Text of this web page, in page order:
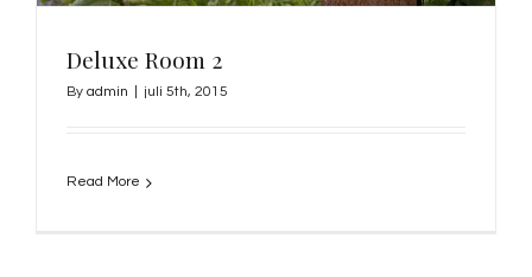
Deluxe Room 2
By admin juli 5th, 2015
Read More